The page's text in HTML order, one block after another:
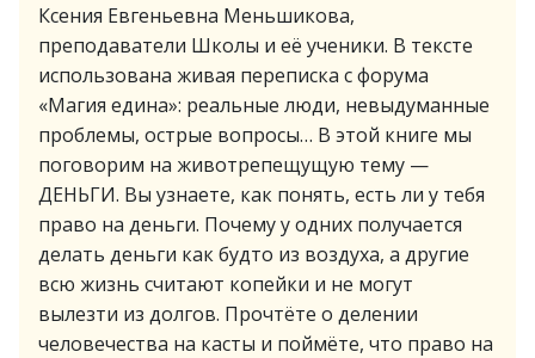
Ксения Евгеньевна Меньшикова,
преподаватели Школы и её ученики. В тексте
использована живая переписка с форума
«Магия едина»: реальные люди, невыдуманные
проблемы, острые вопросы… В этой книге мы
поговорим на животрепещущую тему —
ДЕНЬГИ. Вы узнаете, как понять, есть ли у тебя
право на деньги. Почему у одних получается
делать деньги как будто из воздуха, а другие
всю жизнь считают копейки и не могут
вылезти из долгов. Прочтёте о делении
человечества на касты и поймёте, что право на